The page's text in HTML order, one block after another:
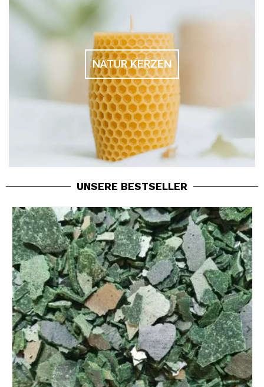
NATUR KERZEN
UNSERE BESTSELLER